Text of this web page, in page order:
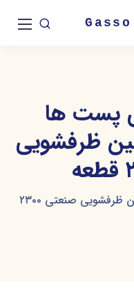
پست ها
ظرفشویی
دفترچه راهنما ماشین ظرفشویی صنعتی ۲۳۰۰